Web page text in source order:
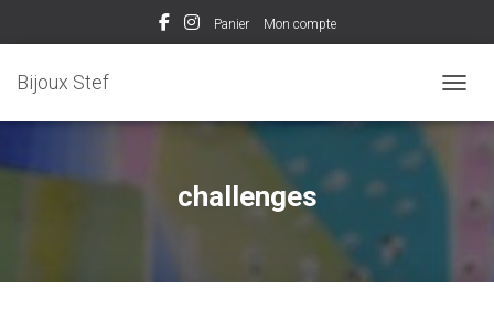
Panier Mon compte
Bijoux Stef
challenges